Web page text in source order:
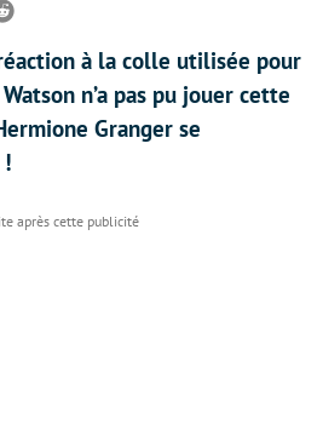
Reddit
à la colle utilisée pour
n’a pas pu jouer cette
Granger se